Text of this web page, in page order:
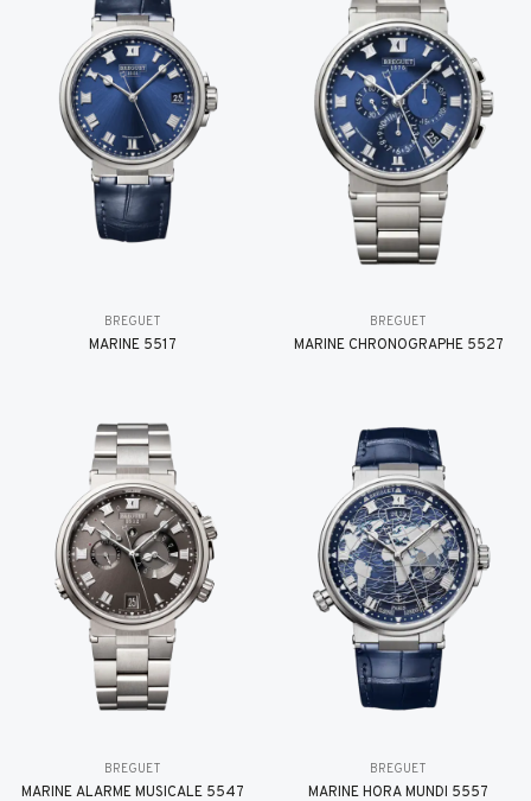
BREGUET
MARINE 5517
BREGUET
MARINE CHRONOGRAPHE 5527
BREGUET
MARINE ALARME MUSICALE 5547
BREGUET
MARINE HORA MUNDI 5557